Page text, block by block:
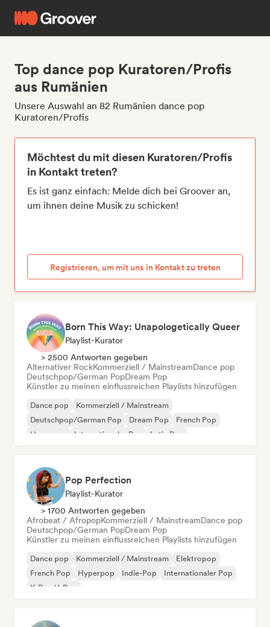
Top dance pop Kuratoren/Profis
aus Rumänien
Unsere Auswahl an 82 Rumänien dance pop
Kuratoren/Profis
Möchtest du mit diesen Kuratoren/Profis
in Kontakt treten?
Es ist ganz einfach: Melde dich bei Groover an,
um ihnen deine Musik zu schicken!
Registrieren, um mit uns in Kontakt zu treten
Born This Way: Unapologetically Queer
Playlist-Kurator
> 2500 Antworten gegeben
Alternativer RockKommerziell / MainstreamDance pop
Deutschpop/German PopDream Pop
Künstler zu meinen einflussreichen Playlists hinzufügen
Dance pop
Kommerziell / Mainstream
Deutschpop/German Pop
Dream Pop
French Pop
Hyperpop
Internationaler Pop Latin Pop
Pop Perfection
Playlist-Kurator
> 1700 Antworten gegeben
Afrobeat / AfropopKommerziell / MainstreamDance pop
Deutschpop/German PopDream Pop
Künstler zu meinen einflussreichen Playlists hinzufügen
Dance pop Kommerziell / Mainstream
Elektropop
French Pop
Hyperpop Indie-Pop
Internationaler Pop
K-Pop/J-Pop